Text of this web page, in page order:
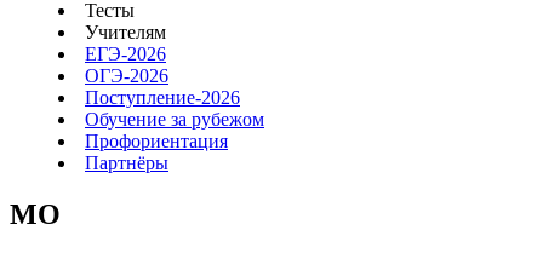
Тесты
Учителям
ЕГЭ-2026
ОГЭ-2026
Поступление-2026
Обучение за рубежом
Профориентация
Партнёры
MO